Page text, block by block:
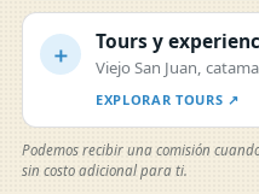
＋ Tours y
Viejo San Juan,
EXPLORAR TOURS ↗
Podemos recibir una comisión
sin costo adicional para ti.